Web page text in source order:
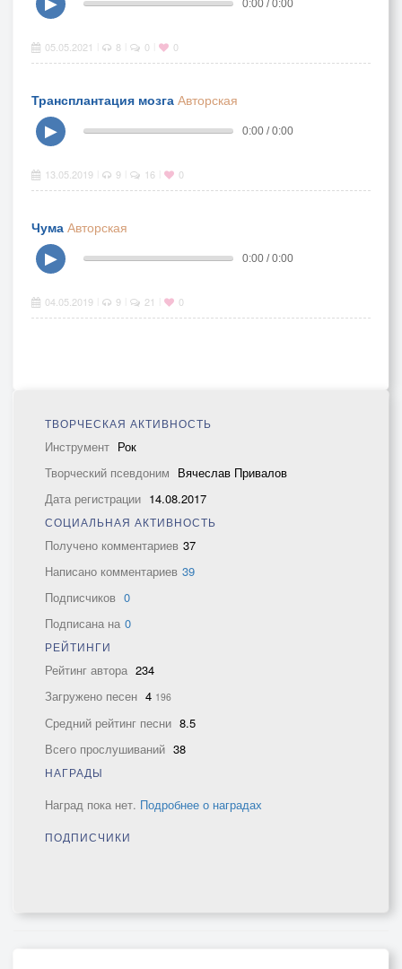
0:00 / 0:00
05.05.2021 8 0 0
Трансплантация мозга Авторская
▶
0:00 / 0:00
13.05.2019 9 16 0
Чума Авторская
▶
0:00 / 0:00
04.05.2019 9 21 0
ТВОРЧЕСКАЯ АКТИВНОСТЬ
Инструмент Рок
Творческий псевдоним Вячеслав Привалов
Дата регистрации 14.08.2017
СОЦИАЛЬНАЯ АКТИВНОСТЬ
Получено комментариев 37
Написано комментариев 39
Подписчиков 0
Подписана на 0
РЕЙТИНГИ
Рейтинг автора 234
Загружено песен 4 196
Средний рейтинг песни 8.5
Всего прослушиваний 38
НАГРАДЫ
Наград пока нет. Подробнее о наградах
ПОДПИСЧИКИ